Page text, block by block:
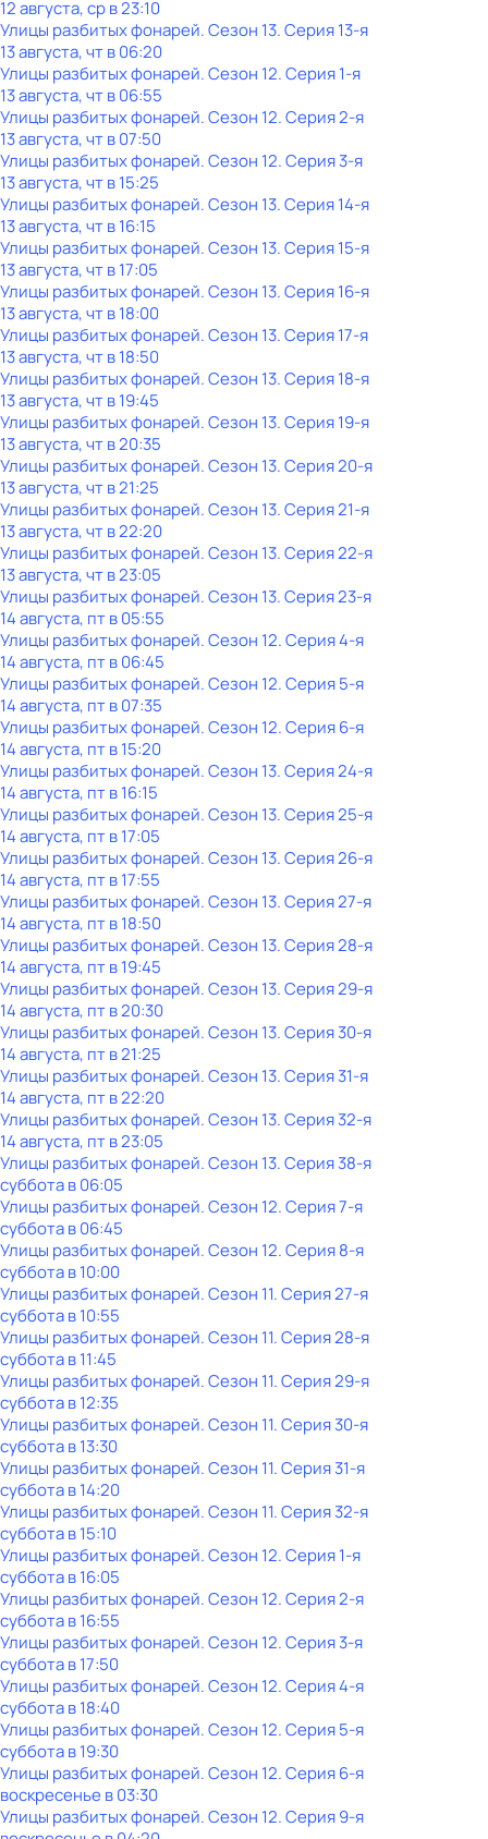
12 августа, ср в 23:10
Улицы разбитых фонарей. Сезон 13. Серия 13-я
13 августа, чт в 06:20
Улицы разбитых фонарей. Сезон 12. Серия 1-я
13 августа, чт в 06:55
Улицы разбитых фонарей. Сезон 12. Серия 2-я
13 августа, чт в 07:50
Улицы разбитых фонарей. Сезон 12. Серия 3-я
13 августа, чт в 15:25
Улицы разбитых фонарей. Сезон 13. Серия 14-я
13 августа, чт в 16:15
Улицы разбитых фонарей. Сезон 13. Серия 15-я
13 августа, чт в 17:05
Улицы разбитых фонарей. Сезон 13. Серия 16-я
13 августа, чт в 18:00
Улицы разбитых фонарей. Сезон 13. Серия 17-я
13 августа, чт в 18:50
Улицы разбитых фонарей. Сезон 13. Серия 18-я
13 августа, чт в 19:45
Улицы разбитых фонарей. Сезон 13. Серия 19-я
13 августа, чт в 20:35
Улицы разбитых фонарей. Сезон 13. Серия 20-я
13 августа, чт в 21:25
Улицы разбитых фонарей. Сезон 13. Серия 21-я
13 августа, чт в 22:20
Улицы разбитых фонарей. Сезон 13. Серия 22-я
13 августа, чт в 23:05
Улицы разбитых фонарей. Сезон 13. Серия 23-я
14 августа, пт в 05:55
Улицы разбитых фонарей. Сезон 12. Серия 4-я
14 августа, пт в 06:45
Улицы разбитых фонарей. Сезон 12. Серия 5-я
14 августа, пт в 07:35
Улицы разбитых фонарей. Сезон 12. Серия 6-я
14 августа, пт в 15:20
Улицы разбитых фонарей. Сезон 13. Серия 24-я
14 августа, пт в 16:15
Улицы разбитых фонарей. Сезон 13. Серия 25-я
14 августа, пт в 17:05
Улицы разбитых фонарей. Сезон 13. Серия 26-я
14 августа, пт в 17:55
Улицы разбитых фонарей. Сезон 13. Серия 27-я
14 августа, пт в 18:50
Улицы разбитых фонарей. Сезон 13. Серия 28-я
14 августа, пт в 19:45
Улицы разбитых фонарей. Сезон 13. Серия 29-я
14 августа, пт в 20:30
Улицы разбитых фонарей. Сезон 13. Серия 30-я
14 августа, пт в 21:25
Улицы разбитых фонарей. Сезон 13. Серия 31-я
14 августа, пт в 22:20
Улицы разбитых фонарей. Сезон 13. Серия 32-я
14 августа, пт в 23:05
Улицы разбитых фонарей. Сезон 13. Серия 38-я
субботав06:05
Улицы разбитых фонарей. Сезон 12. Серия 7-я
субботав06:45
Улицы разбитых фонарей. Сезон 12. Серия 8-я
субботав10:00
Улицы разбитых фонарей. Сезон 11. Серия 27-я
субботав10:55
Улицы разбитых фонарей. Сезон 11. Серия 28-я
субботав11:45
Улицы разбитых фонарей. Сезон 11. Серия 29-я
субботав12:35
Улицы разбитых фонарей. Сезон 11. Серия 30-я
субботав13:30
Улицы разбитых фонарей. Сезон 11. Серия 31-я
субботав14:20
Улицы разбитых фонарей. Сезон 11. Серия 32-я
субботав15:10
Улицы разбитых фонарей. Сезон 12. Серия 1-я
субботав16:05
Улицы разбитых фонарей. Сезон 12. Серия 2-я
субботав16:55
Улицы разбитых фонарей. Сезон 12. Серия 3-я
субботав17:50
Улицы разбитых фонарей. Сезон 12. Серия 4-я
субботав18:40
Улицы разбитых фонарей. Сезон 12. Серия 5-я
субботав19:30
Улицы разбитых фонарей. Сезон 12. Серия 6-я
воскресенье в03:30
Улицы разбитых фонарей. Сезон 12. Серия 9-я